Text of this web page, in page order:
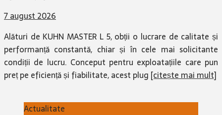
7 august 2026
Alături de KUHN MASTER L 5, obții o lucrare de calitate și
performanță constantă, chiar și în cele mai solicitante
condiții de lucru. Conceput pentru exploatațiile care pun
preț pe eficiență și fiabilitate, acest plug [citește mai mult]
Actualitate